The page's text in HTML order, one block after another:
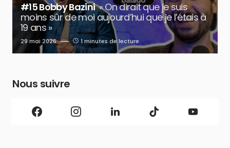
#15 Bobby Bazini « On dirait que je suis
moins sûr de moi aujourd’hui que je l’étais à
19 ans »
29 mai 2026 1 minutes de lecture
Nous suivre